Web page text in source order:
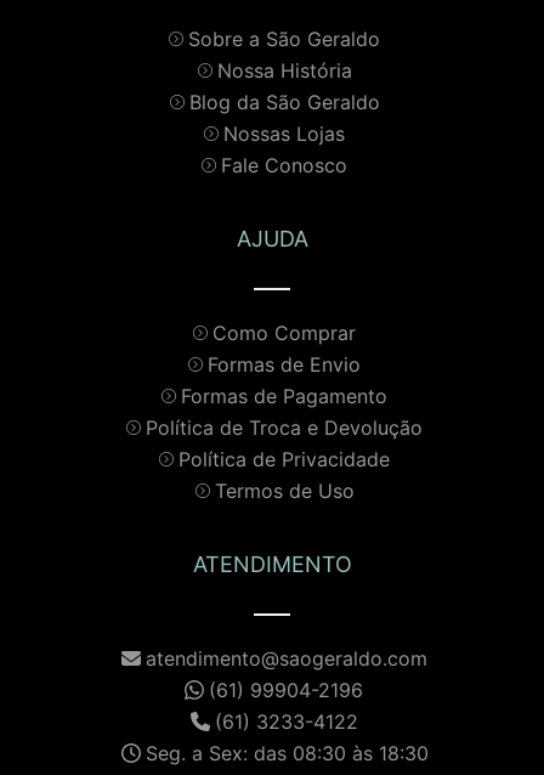
Sobre a São Geraldo
Nossa História
Blog da São Geraldo
Nossas Lojas
Fale Conosco
AJUDA
Como Comprar
Formas de Envio
Formas de Pagamento
Política de Troca e Devolução
Política de Privacidade
Termos de Uso
ATENDIMENTO
atendimento@saogeraldo.com
(61) 99904-2196
(61) 3233-4122
Seg. a Sex: das 08:30 às 18:30